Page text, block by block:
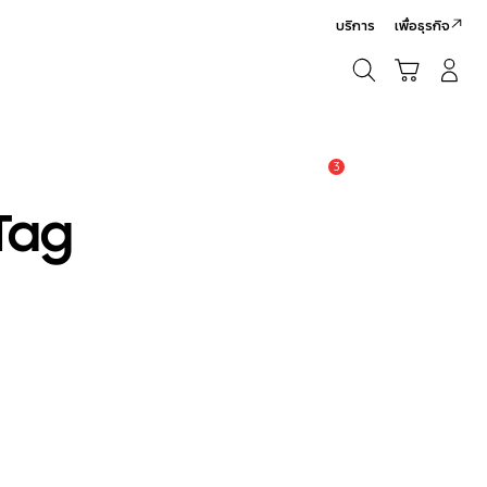
บริการ เพื่อธุรกิจ
3